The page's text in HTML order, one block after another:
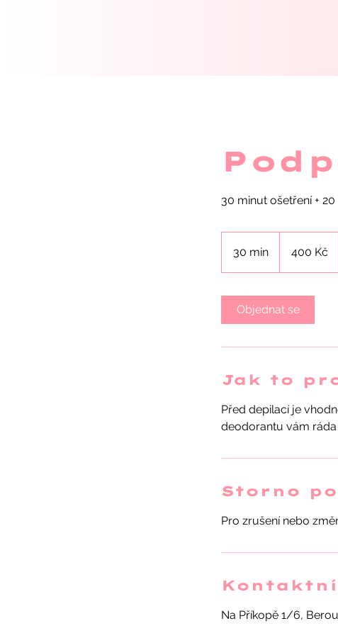
30 minut ošetření +
30 min
0
korun400 Kč
Objednat se
Jak to
Před depilací je
Storno
Pro zrušení nebo
Na Příkopě 1/6,